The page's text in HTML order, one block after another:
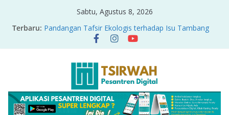
Sabtu, Agustus 8, 2026
Terbaru: Pandangan Tafsir Ekologis terhadap Isu Tambang
Nikel di Raja Ampat
PRODUK RELASI KUASA-IDIOLOGI PADA TAFSIR
Sirah Nabawiyah
Oversharing dan Privasi dalam Al-Qur’an: “Ketika
Ayat Bicara Soal Curhat di Sosmed”
Menyikapi Fatherless, Kisah Lukman Menjadi
Cerminan